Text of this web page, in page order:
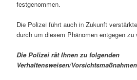
festgenommen.
Die Polizei führt auch in Zukunft
durch um diesem Phänomen entgegen zu
Die Polizei rät Ihnen zu folgenden
Verhaltensweisen/Vorsichtsmaßnahmen